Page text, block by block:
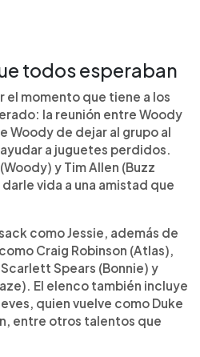
todos esperaban
el momento que tiene a los
la reunión entre Woody
Woody de dejar al grupo al
a juguetes perdidos.
y Tim Allen (Buzz
vida a una amistad que
como Jessie, además de
Craig Robinson (Atlas),
Spears (Bonnie) y
El elenco también incluye
quien vuelve como Duke
entre otros talentos que